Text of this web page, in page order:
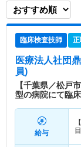
特色
臨床検査技師 正
医療法人社団
員)
【千葉県／松戸
型の病院にて臨
給与